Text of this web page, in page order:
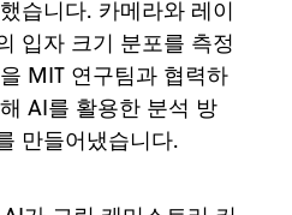
습니다. 카메라와 레이
입자 크기 분포를 측정
MIT 연구팀과 협력하
AI를 활용한 분석 방
만들어냈습니다.